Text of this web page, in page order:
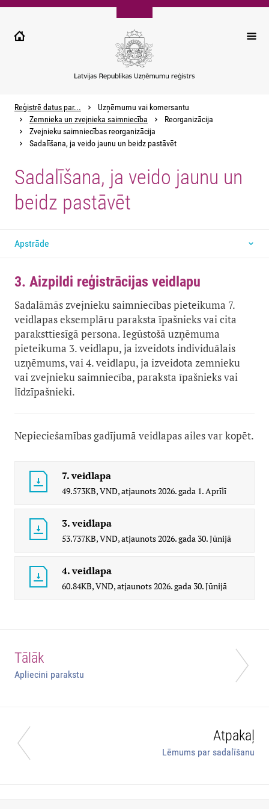
Pārlekt
galveno
Reģistrē datus par...
Uzņēmumu vai komersantu
Zemnieka un zvejnieka saimniecība
Reorganizācija
Zvejnieku saimniecības reorganizācija
Sadalīšana, ja veido jaunu un beidz pastāvēt
Sadalīšana, ja veido jaunu un
beidz pastāvēt
Apstrāde
3. Aizpildi reģistrācijas veidlapu
Sadalāmās zvejnieku saimniecības pieteikuma 7.
veidlapas eksemplāru paraksta īpašnieks vai cita
paraksttiesīgā persona. Iegūstošā uzņēmuma
pieteikuma 3. veidlapu, ja izveidots individuālais
uzņēmums, vai 4. veidlapu, ja izveidota zemnieku
vai zvejnieku saimniecība, paraksta īpašnieks vai
līdzīpašnieki.
Nepieciešamības gadījumā veidlapas ailes var kopēt.
7. veidlapa
49.573KB,VND,atjaunots2026. gada 1. Aprīlī
3. veidlapa
53.737KB,VND,atjaunots2026. gada 30. Jūnijā
4. veidlapa
60.84KB,VND,atjaunots2026. gada 30. Jūnijā
Tālāk
Apliecini parakstu
Atpakaļ
Lēmums par sadalīšanu